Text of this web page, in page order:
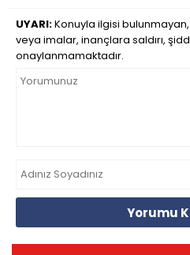
UYARI:Konuyla ilgisi
veya imalar, inançlara saldırı,
onaylanmamaktadır.
Yorumu